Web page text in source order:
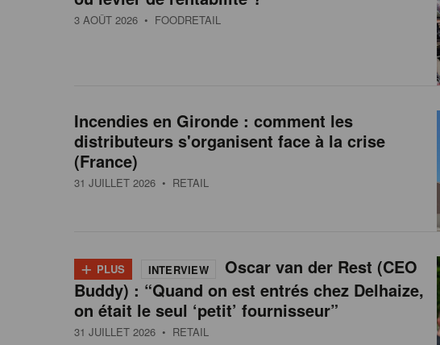
3 AOÛT 2026 • FOODRETAIL
Incendies en Gironde : comment les
distributeurs s'organisent face à la crise
(France)
31 JUILLET 2026 • RETAIL
+ PLUS INTERVIEW
Oscar van der Rest (CEO
Buddy) : “Quand on est entrés chez Delhaize,
on était le seul ‘petit’ fournisseur”
31 JUILLET 2026 • RETAIL